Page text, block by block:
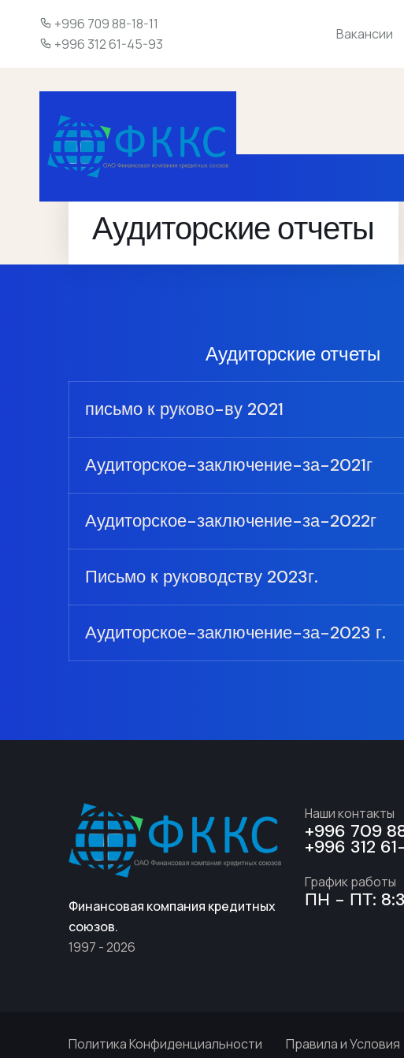
+996 709 88-18-11
+996 312 61-45-93
Вакансии
Аудиторские отчеты
Аудиторские отчеты
письмо к руково-ву 2021
Аудиторское-заключение-за-2021г
Аудиторское-заключение-за-2022г
Письмо к руководству 2023г.
Аудиторское-заключение-за-2023 г.
Финансовая компания кредитных
союзов.
1997 - 2026
Наши контакты
+996 709
+996 312
График работы
ПН - ПТ:
Политика Конфиденциальности Правила и Условия